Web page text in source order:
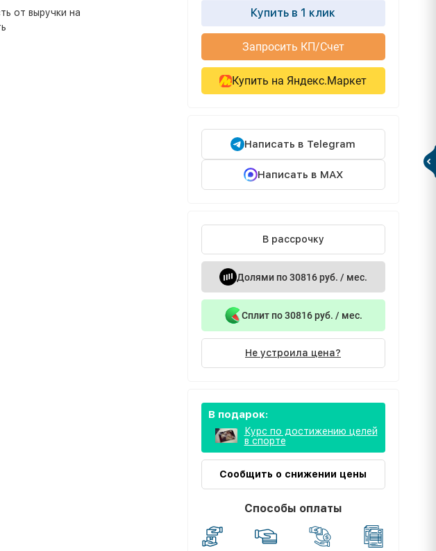
от выручки на
Купить в 1 клик
Запросить КП/Счет
Купить на Яндекс.Маркет
Написать в Telegram
Написать в MAX
В рассрочку
Долями по 30816 руб. / мес.
Сплит по 30816 руб. / мес.
Не устроила цена?
В подарок:
Курс по достижению целей
в спорте
Сообщить о снижении цены
Способы оплаты